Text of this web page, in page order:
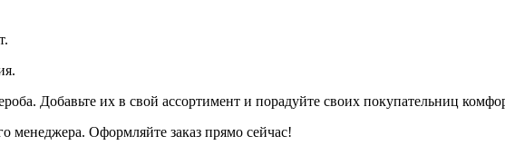
Добавьте их в свой ассортимент и порадуйте своих покупательниц
Оформляйте заказ прямо сейчас!